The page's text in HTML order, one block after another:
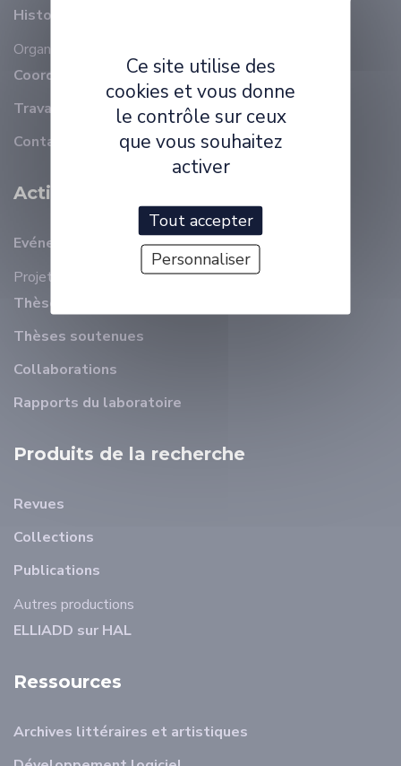
Histoire
Organisation
Coordonnées
Travailler à ELLIADD
Contact
Activité Scientifique
Evénements récents
Projets
Thèses en cours
Thèses soutenues
Collaborations
Rapports du laboratoire
Produits de la recherche
Revues
Collections
Publications
Autres productions
ELLIADD sur HAL
Ressources
Archives littéraires et artistiques
Ce site utilise des
cookies et vous donne
le contrôle sur ceux
que vous souhaitez
activer
Tout accepter
Personnaliser